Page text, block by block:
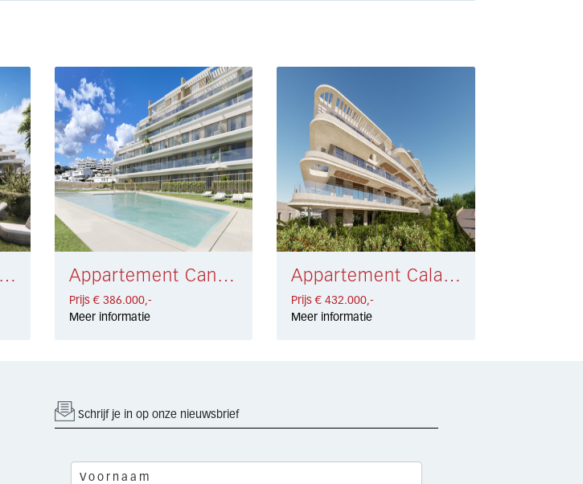
Appartement Estepona € 391.000,- Appartement Cancelada € 386.000,-
Prijs € 386.000,-
Meer informatie
Appartement Cala de Mijas € 432.000,-
Prijs € 432.000,-
Meer informatie
Schrijf je in op onze nieuwsbrief